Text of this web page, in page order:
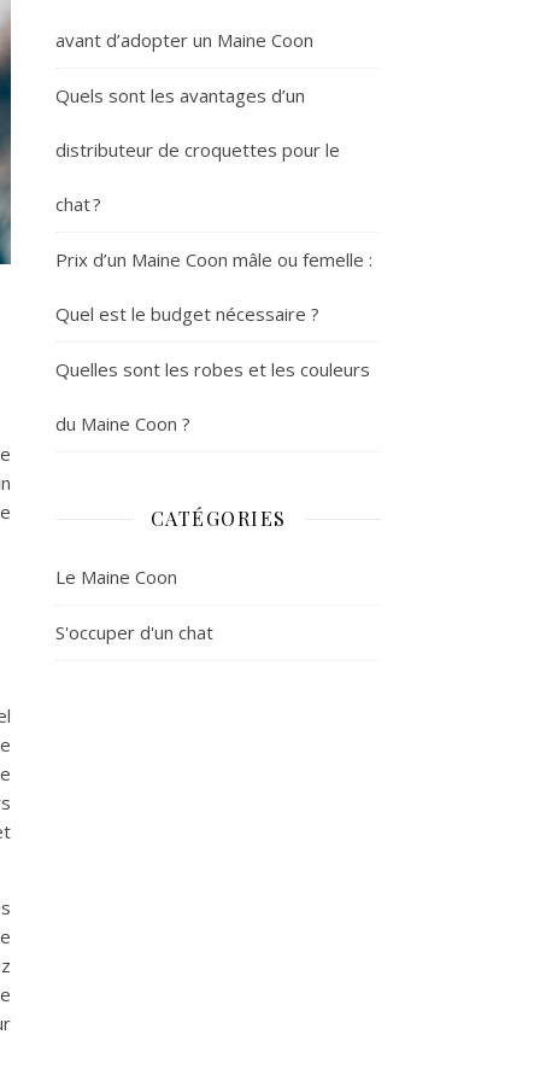
avant d’adopter un Maine Coon
Quels sont les avantages d’un
distributeur de croquettes pour le
chat ?
Prix d’un Maine Coon mâle ou femelle :
Quel est le budget nécessaire ?
Quelles sont les robes et les couleurs
du Maine Coon ?
CATÉGORIES
Le Maine Coon
S'occuper d'un chat